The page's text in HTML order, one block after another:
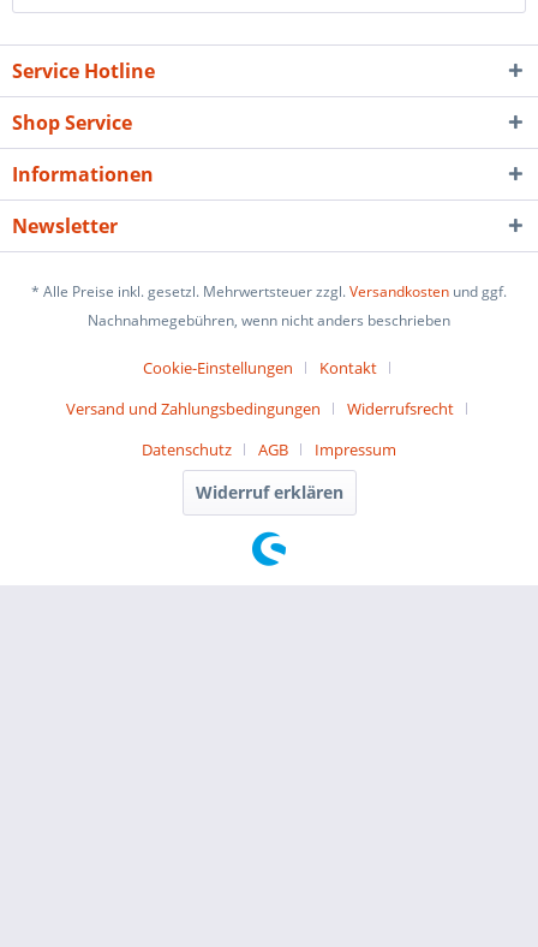
Service Hotline
Shop Service
Informationen
Newsletter
* Alle Preise inkl. gesetzl. Mehrwertsteuer zzgl.Versandkosten und ggf.
Nachnahmegebühren, wenn nicht anders beschrieben
Cookie-Einstellungen
Kontakt
Versand und Zahlungsbedingungen
Widerrufsrecht
Datenschutz
AGB Impressum
Widerruf erklären